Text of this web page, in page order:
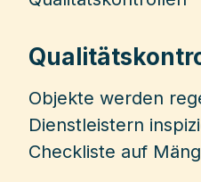
Objekte werden
Dienstleistern
Checkliste auf